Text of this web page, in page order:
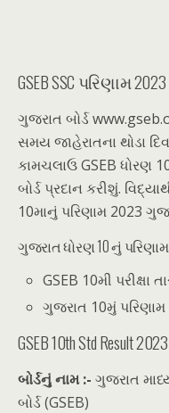
GSEB SSC પરિણામ
ગુજરાત બોર્ડ
સમય જાહેરાતના થોડા
કામચલાઉ GSEB ધોરણ
બોર્ડ પ્રદાન કરીશું.
10માનું પરિણામ 2023
ગુજરાત ધોરણ 10 નું
GSEB 10મી પરીક્ષા
ગુજરાત 10મું પરિણામ
GSEB 10th Std Result
બોર્ડનું નામ :- ગુજરાત
બોર્ડ (GSEB)